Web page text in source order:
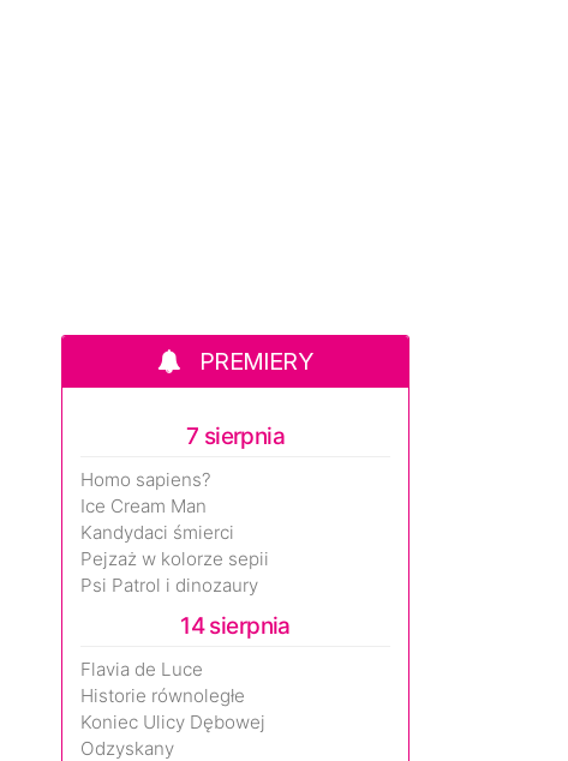
PREMIERY
7 sierpnia
Homo sapiens?
Ice Cream Man
Kandydaci śmierci
Pejzaż w kolorze sepii
Psi Patrol i dinozaury
14 sierpnia
Flavia de Luce
Historie równoległe
Koniec Ulicy Dębowej
Odzyskany